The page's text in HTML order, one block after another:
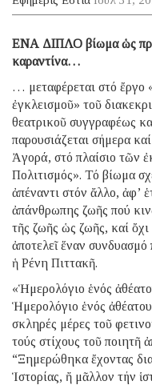
ΕΝΑ ΔΙΠΛΟ βίωμα ὡς
καραντίνα…
… μεταφέρεται στό ἔργο
ἐγκλεισμοῦ» τοῦ
θεατρικοῦ συγγραφέως
παρουσιάζεται σήμερα
Ἀγορά, στό πλαίσιο τῶν
Πολιτισμός». Τό βίωμα
ἀπέναντι στόν ἄλλο, ἀφ’
ἀπάνθρωπης ζωῆς πού
τῆς ζωῆς ὡς ζωῆς, καί
ἀποτελεῖ ἕναν
ἡ Ρένη Πιττακῆ.
«Ἡμερολόγιο ἑνός
Ἡμερολόγιο ἑνός ἀθέατου
σκληρές μέρες τοῦ
τούς στίχους τοῦ ποιητῆ
“Ξημερώθηκα ἔχοντας
Ἱστορίας, ἤ μᾶλλον τήν